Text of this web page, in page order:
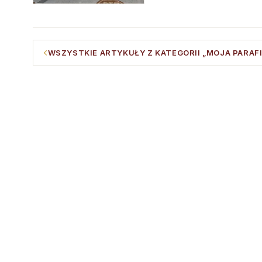
WSZYSTKIE ARTYKUŁY Z KATEGORII „MOJA